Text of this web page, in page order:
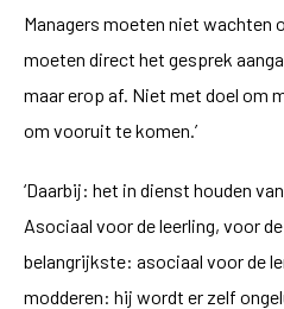
Managers moeten niet wachten
moeten direct het gesprek
maar erop af. Niet met doel om
om vooruit te komen.’
‘Daarbij: het in dienst houden
Asociaal voor de leerling, voor de
belangrijkste: asociaal voor de
modderen: hij wordt er zelf